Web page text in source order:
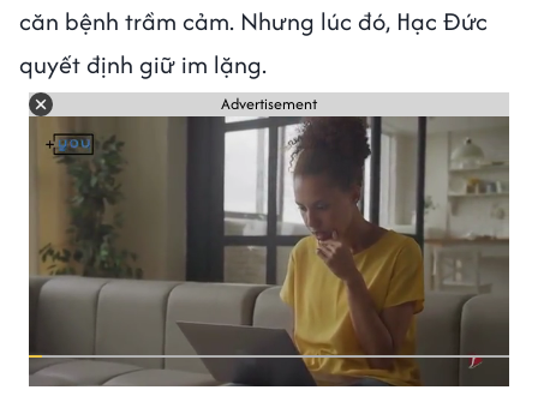
căn bệnh trầm cảm. Nhưng lúc đó, Hạc Đức
quyết định giữ im lặng.
Advertisement